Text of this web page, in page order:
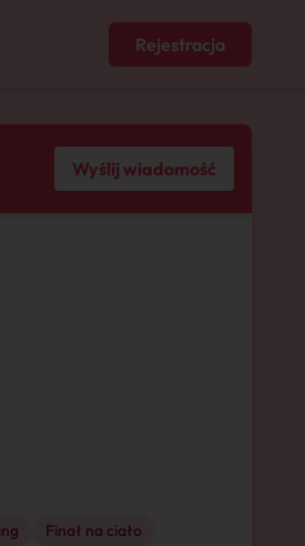
Rejestracja
Wyślij wiadomość
Finał na ciało